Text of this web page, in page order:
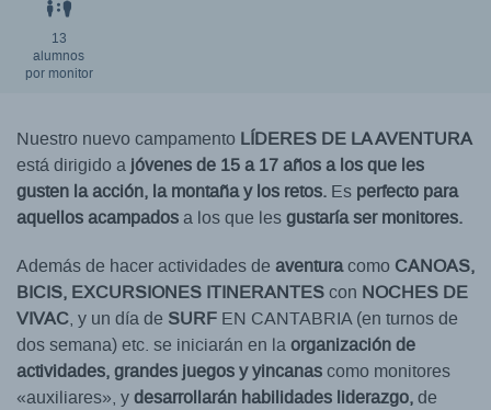
13
alumnos
por monitor
Nuestro nuevo campamento LÍDERES DE LA AVENTURA
está dirigido a jóvenes de 15 a 17 años a los que les
gusten la acción, la montaña y los retos. Es perfecto para
aquellos acampadosa los que lesgustaría ser monitores.
Además de hacer actividades de aventuracomo CANOAS,
BICIS, EXCURSIONES ITINERANTEScon NOCHES DE
VIVAC, y un día de SURF EN CANTABRIA (en turnos de
dos semana) etc. se iniciarán en laorganización de
actividades, grandes juegos y yincanascomo monitores
«auxiliares», ydesarrollarán habilidades liderazgo,de